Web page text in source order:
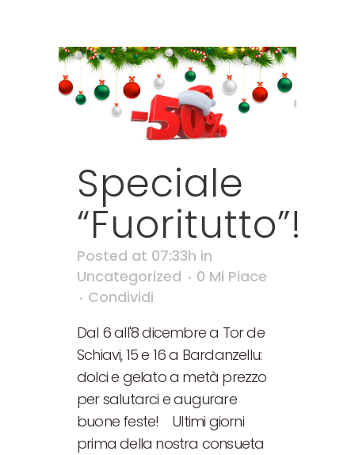
Speciale
“Fuoritutto”!
Posted at 07:33h in
Uncategorized
0 Mi Piace
Condividi
Dal 6 all'8 dicembre a Tor de
Schiavi, 15 e 16 a Bardanzellu:
dolci e gelato a metà prezzo
per salutarci e augurare
buone feste! Ultimi giorni
prima della nostra consueta